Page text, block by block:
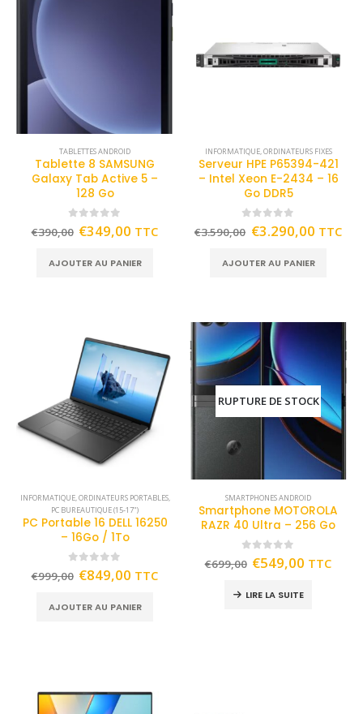
TABLETTES ANDROID
Tablette 8 SAMSUNG
Galaxy Tab Active 5 –
128 Go
out of 5
€390,00 €349,00 TTC
AJOUTER AU PANIER
INFORMATIQUE,ORDINATEURS FIXES
Serveur HPE P65394-421
– Intel Xeon E-2434 – 16
Go DDR5
out of 5
€3.590,00 €3.290,00 TTC
AJOUTER AU PANIER
INFORMATIQUE,ORDINATEURS PORTABLES,
PC BUREAUTIQUE (15-17")
PC Portable 16 DELL 16250
– 16Go / 1To
out of 5
€999,00 €849,00 TTC
AJOUTER AU PANIER
RUPTURE DE STOCK
SMARTPHONES ANDROID
Smartphone MOTOROLA
RAZR 40 Ultra – 256 Go
out of 5
€699,00 €549,00 TTC
LIRE LA SUITE